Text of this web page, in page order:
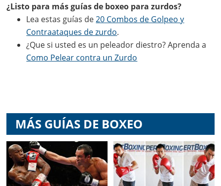
¿Listo para más guías de boxeo para zurdos?
Lea estas guías de20 Combos de Golpeo y
Contraataques de zurdo.
¿Que si usted es un peleador diestro? Aprenda a
Como Pelear contra un Zurdo
MÁS GUÍAS DE BOXEO